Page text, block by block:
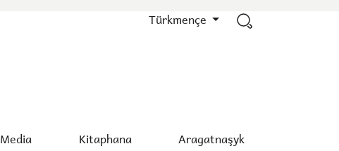
Türkmençe
Media Kitaphana Aragatnaşyk